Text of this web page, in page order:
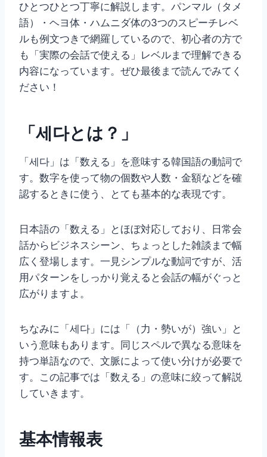
ひとつひとつ丁寧に解説します。パンマル（タメ
語）・ヘヨ体・ハムニダ体の3つのスピーチレベ
ルも例文つきで網羅しているので、初心者の方で
も「実際の会話で使える」レベルまで理解できる
内容になっています。ぜひ最後まで読んでみてく
ださい！
「세다とは？」
「세다」は「数える」を意味する韓国語の動詞で
す。数字を使って物の個数や人数・金額などを確
認するときに使う、とても基本的な表現です。
日本語の「数える」とほぼ対応しており、日常会
話からビジネスシーン、ちょっとした雑談まで幅
広く登場します。一見シンプルな動詞ですが、活
用パターンをしっかり覚えると会話の幅がぐっと
広がりますよ。
ちなみに「세다」には「（力・勢いが）強い」と
いう意味もあります。同じスペルで異なる意味を
持つ単語なので、文脈によって使い分けが必要で
す。この記事では「数える」の意味に絞って解説
していきます。
基本情報表